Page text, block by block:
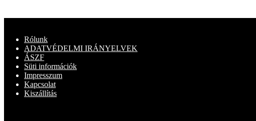
Rólunk
ADATVÉDELMI IRÁNYELVEK
ÁSZF
Süti információk
Impresszum
Kapcsolat
Kiszállítás